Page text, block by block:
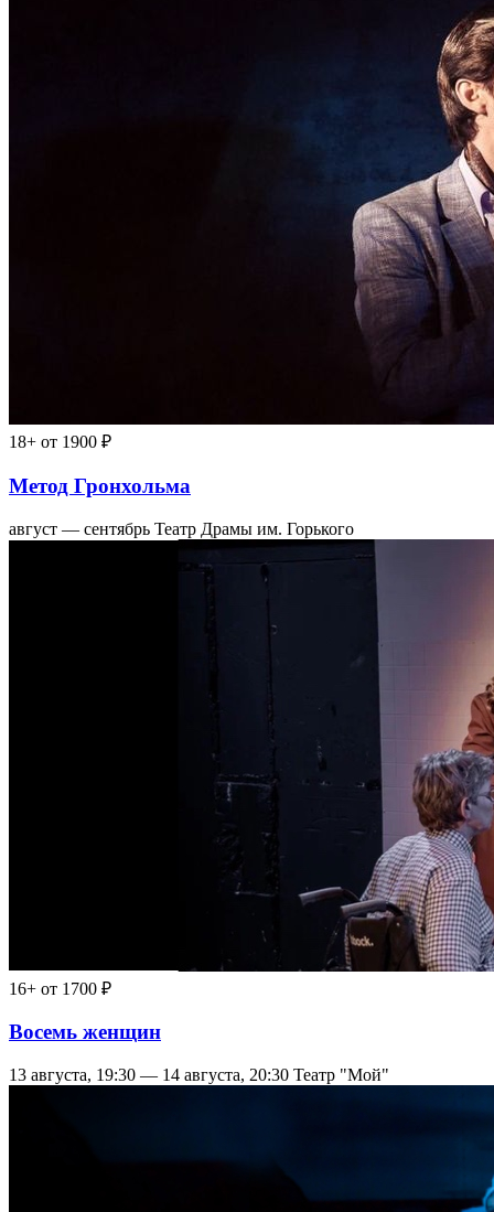
18+ от 1900 ₽
Метод Гронхольма
август — сентябрь Театр Драмы им. Горького
16+ от 1700 ₽
Восемь женщин
13 августа, 19:30 — 14 августа, 20:30 Театр "Мой"